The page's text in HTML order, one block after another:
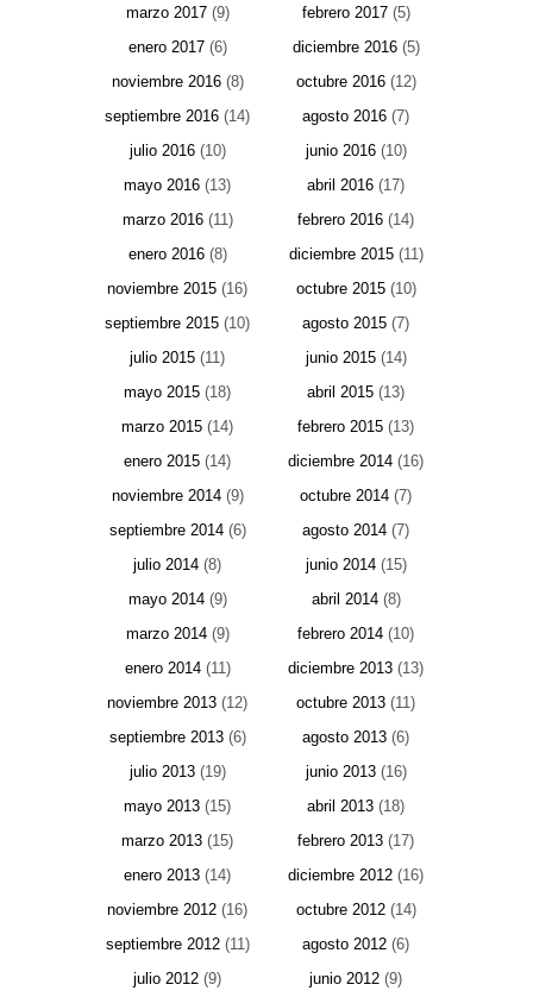
marzo 2017(9) febrero 2017(5)
enero 2017(6) diciembre 2016(5)
noviembre 2016(8) octubre 2016(12)
septiembre 2016 (14) agosto 2016 (7)
julio 2016(10) junio 2016(10)
mayo 2016 (13) abril 2016 (17)
marzo 2016(11) febrero 2016 (14)
enero 2016(8) diciembre 2015(11)
noviembre 2015 (16) octubre 2015(10)
septiembre 2015 (10) agosto 2015 (7)
julio 2015 (11) junio 2015(14)
mayo 2015 (18) abril 2015 (13)
marzo 2015 (14) febrero 2015 (13)
enero 2015 (14) diciembre 2014 (16)
noviembre 2014(9) octubre 2014 (7)
septiembre 2014(6) agosto 2014 (7)
julio 2014 (8) junio 2014(15)
mayo 2014(9) abril 2014(8)
marzo 2014(9) febrero 2014 (10)
enero 2014(11) diciembre 2013 (13)
noviembre 2013 (12) octubre 2013 (11)
septiembre 2013(6) agosto 2013 (6)
julio 2013(19) junio 2013(16)
mayo 2013 (15) abril 2013 (18)
marzo 2013 (15) febrero 2013 (17)
enero 2013 (14) diciembre 2012 (16)
noviembre 2012 (16) octubre 2012(14)
septiembre 2012(11) agosto 2012 (6)
julio 2012 (9) junio 2012 (9)